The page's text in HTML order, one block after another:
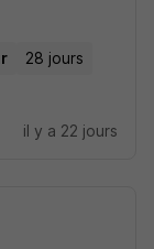
28 jours
il y a 22 jours